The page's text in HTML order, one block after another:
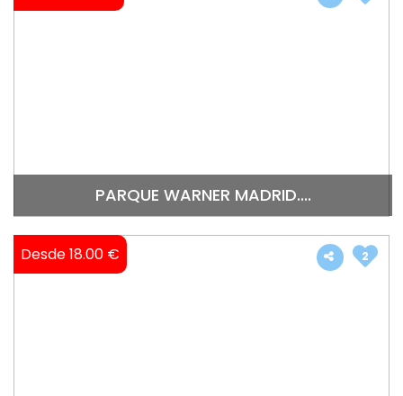
PARQUE WARNER MADRID....
Desde 18.00 € 2